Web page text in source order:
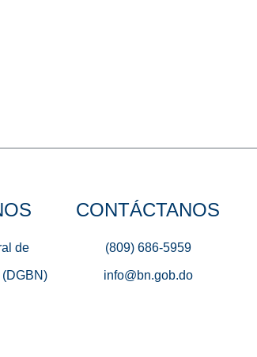
de
CONTÁCTANOS
(809) 686-5959
info@bn.gob.do